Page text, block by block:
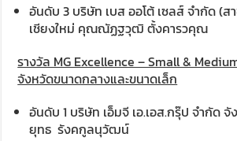
อันดับ 3 บริษัท เบส ออโต้ เซลส์ จำกัด (ส
เชียงใหม่ คุณณัฏฐวุฒิ ตั้งคารวคุณ
รางวัล MG Excellence – Small &
จังหวัดขนาดกลางและขนาดเล็ก
อันดับ 1 บริษัท เอ็มจี เอ.เอส.กรุ๊ป จำกัด
ยุทธ รังคกูลนุวัฒน์